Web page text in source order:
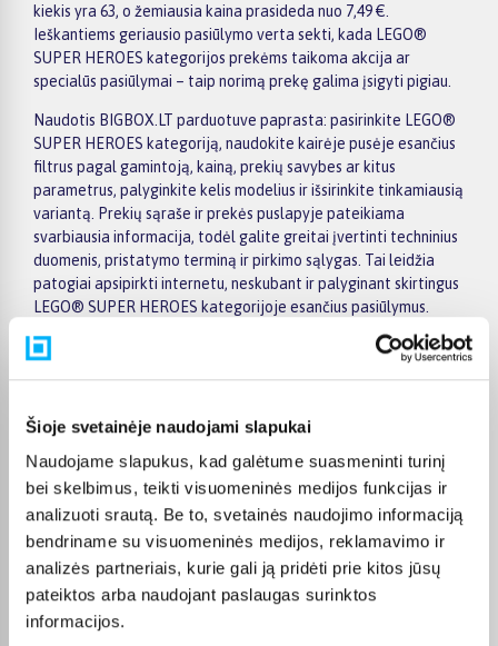
Šioje svetainėje naudojami slapukai
Naudojame slapukus, kad galėtume suasmeninti turinį
bei skelbimus, teikti visuomeninės medijos funkcijas ir
analizuoti srautą. Be to, svetainės naudojimo informaciją
bendriname su visuomeninės medijos, reklamavimo ir
analizės partneriais, kurie gali ją pridėti prie kitos jūsų
pateiktos arba naudojant paslaugas surinktos
informacijos.
kiekis yra 63, o žemiausia kaina prasideda nuo 7,49 €.
Ieškantiems geriausio pasiūlymo verta sekti, kada LEGO®
SUPER HEROES kategorijos prekėms taikoma akcija ar
specialūs pasiūlymai – taip norimą prekę galima įsigyti pigiau.
Naudotis BIGBOX.LT parduotuve paprasta: pasirinkite LEGO®
SUPER HEROES kategoriją, naudokite kairėje pusėje esančius
filtrus pagal gamintoją, kainą, prekių savybes ar kitus
parametrus, palyginkite kelis modelius ir išsirinkite tinkamiausią
variantą. Prekių sąraše ir prekės puslapyje pateikiama
svarbiausia informacija, todėl galite greitai įvertinti techninius
duomenis, pristatymo terminą ir pirkimo sąlygas. Tai leidžia
patogiai apsipirkti internetu, neskubant ir palyginant skirtingus
LEGO® SUPER HEROES kategorijoje esančius pasiūlymus.
Visoms prekėms nuo 150 Eur taikomas nemokamas 24 mėnesių
lizingas, todėl norimas prekes galima įsigyti išsimokėtinai.
o užsakymams nuo 499 € pristatymas į paštomatą nemokamas;
kurjerio pristatymas – nuo 2,99 €. Sandėlyje esančios prekės
paprastai pristatomos per 1–2 darbo dienas, o tikslus
kiekvienos prekės pristatymo terminas nurodytas jos
puslapyje.
Tinkamą prekę iš LEGO® SUPER HEROES kategorijos
pristatysime per nurodytą terminą, o jei pageidausite
užsakymą atsiimti patys, atitinkamai pažymėtas prekes
galėsite atsiimti mūsų biure Kaune.